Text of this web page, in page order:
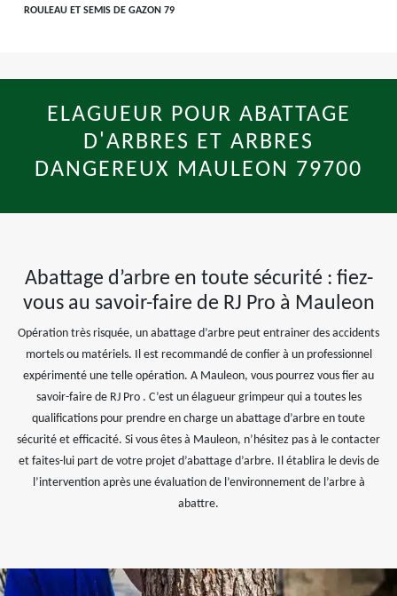
ROULEAU ET SEMIS DE GAZON 79
ELAGUEUR POUR ABATTAGE
D'ARBRES ET ARBRES
DANGEREUX MAULEON 79700
Abattage d’arbre en toute sécurité : fiez-
vous au savoir-faire de RJ Pro à Mauleon
Opération très risquée, un abattage d’arbre peut entrainer des accidents
mortels ou matériels. Il est recommandé de confier à un professionnel
expérimenté une telle opération. A Mauleon, vous pourrez vous fier au
savoir-faire de RJ Pro . C’est un élagueur grimpeur qui a toutes les
qualifications pour prendre en charge un abattage d’arbre en toute
sécurité et efficacité. Si vous êtes à Mauleon, n’hésitez pas à le contacter
et faites-lui part de votre projet d’abattage d’arbre. Il établira le devis de
l’intervention après une évaluation de l’environnement de l’arbre à
abattre.